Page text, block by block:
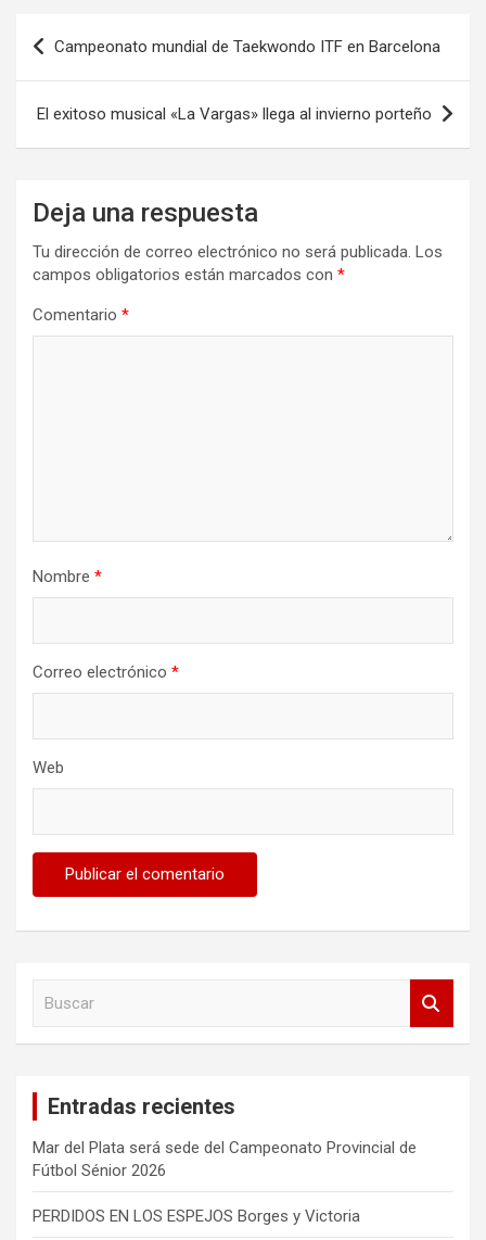
o
k
o
n
tir
Navegación
de
entradas
Campeonato mundial de Taekwondo ITF en Barcelona
El exitoso musical «La Vargas» llega al invierno porteño
Deja una respuesta
Tu dirección de correo electrónico no será publicada. Los
campos obligatorios están marcados con *
Comentario *
Nombre *
Correo electrónico *
Web
Entradas recientes
Mar del Plata será sede del Campeonato Provincial de
Fútbol Sénior 2026
PERDIDOS EN LOS ESPEJOS Borges y Victoria